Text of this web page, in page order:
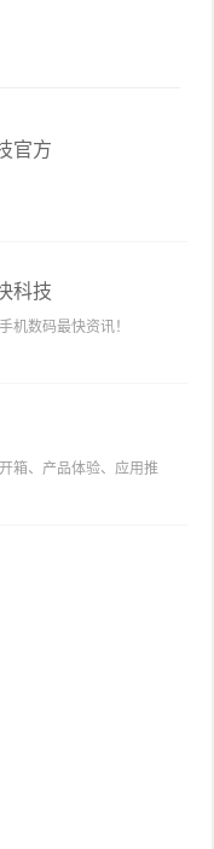
官方
科技
机数码最快资讯！
箱、产品体验、应用推